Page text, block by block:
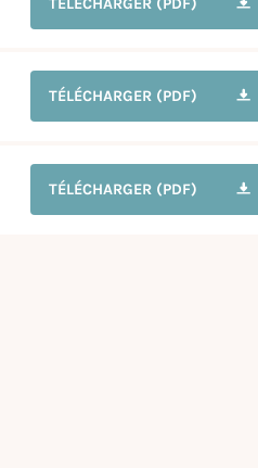
TÉLÉCHARGER (PDF)
TÉLÉCHARGER (PDF)